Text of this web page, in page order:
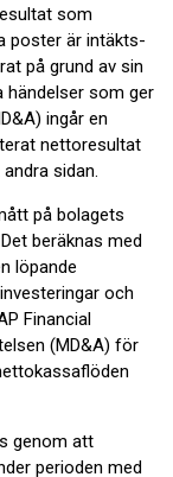
som
poster är intäkts-
på grund av sin
händelser som ger
ingår en
nettoresultat
sidan.
på bolagets
beräknas med
löpande
och
Financial
(MD&A) för
genom att
perioden med